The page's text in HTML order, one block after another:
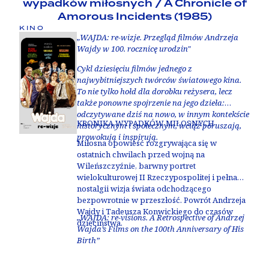
wypadków miłosnych / A Chronicle of
Amorous Incidents (1985)
KINO
„WAJDA: re-wizje. Przegląd filmów Andrzeja
Wajdy w 100. rocznicę urodzin"
Cykl dziesięciu filmów jednego z
najwybitniejszych twórców światowego kina.
To nie tylko hołd dla dorobku reżysera, lecz
także ponowne spojrzenie na jego dzieła:
odczytywane dziś na nowo, w innym kontekście
historycznym i społecznym, wciąż poruszają,
prowokują i inspirują.
KRONIKA WYPADKÓW MIŁOSNYCH
Miłosna opowieść rozgrywająca się w
ostatnich chwilach przed wojną na
Wileńszczyźnie, barwny portret
wielokulturowej II Rzeczypospolitej i pełna
nostalgii wizja świata odchodzącego
bezpowrotnie w przeszłość. Powrót Andrzeja
Wajdy i Tadeusza Konwickiego do czasów
dzieciństwa.
„WAJDA: re-visions. A Retrospective of Andrzej
Wajda’s Films on the 100th Anniversary of His
Birth”